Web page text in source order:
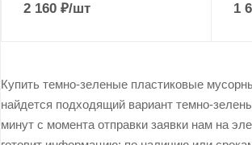
2 160 ₽/шт 1
Купить темно-зеленые пластиковые
найдется подходящий вариант темно-
минут с момента отправки заявки нам на